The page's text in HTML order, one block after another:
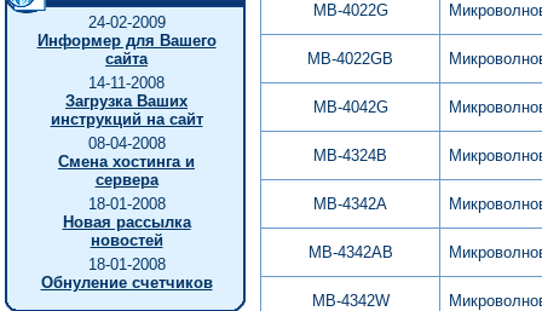
24-02-2009
Информер для Вашего
сайта
14-11-2008
Загрузка Ваших
инструкций на сайт
08-04-2008
Смена хостинга и
сервера
18-01-2008
Новая рассылка
новостей
18-01-2008
Обнуление счетчиков
MB-4022G
MB-4022GB
MB-4042G
MB-4324B
MB-4342A
MB-4342AB
MB-4342W